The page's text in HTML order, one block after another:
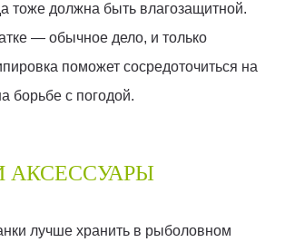
тоже должна быть влагозащитной.
— обычное дело, и только
поможет сосредоточиться на
борьбе с погодой.
АКСЕССУАРЫ
лучше хранить в рыболовном